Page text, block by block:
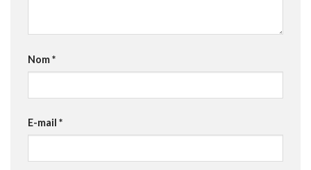
Nom*
E-mail *